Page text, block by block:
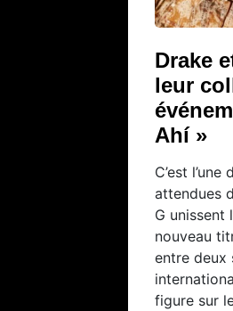
Drake
leur
Ahí »
C’est
attendues
G unissent
nouveau
entre deux
figure sur